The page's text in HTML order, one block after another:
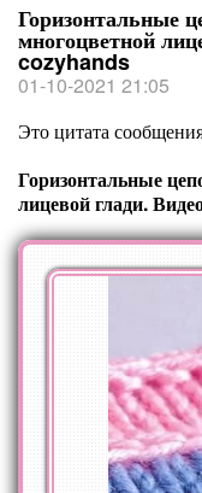
Горизонтальные
многоцветной
cozyhands
01-10-2021 21:05
Это цитата
Горизонтальные
лицевой глади.